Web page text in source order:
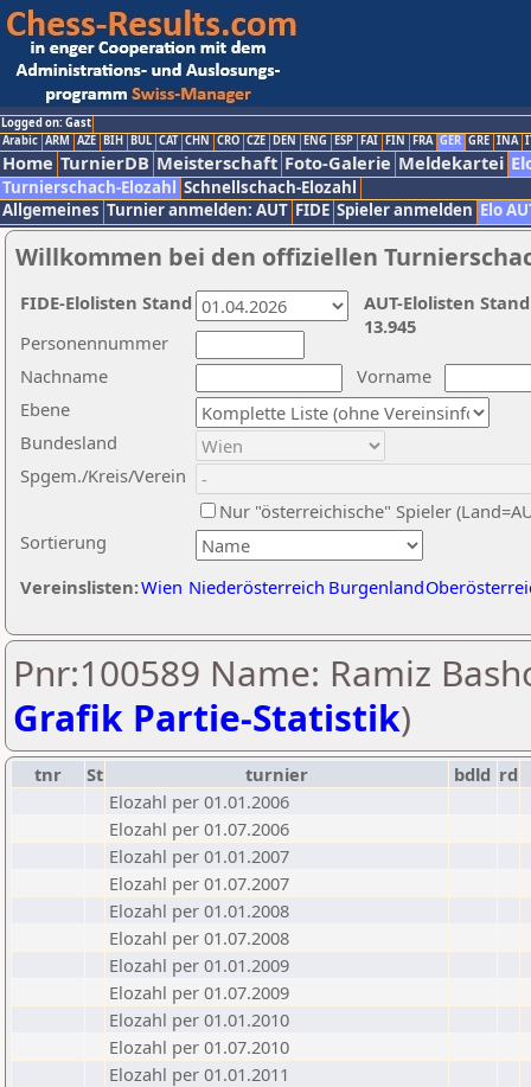
Logged on: Gast
Arabic ARM AZE BIH BUL CAT CHN CRO CZE DEN ENG ESP FAI FIN FRA GER GRE INA
Home TurnierDB Meisterschaft Foto-Galerie Meldekartei
Turnierschach-Elozahl Schnellschach-Elozahl
Allgemeines Turnier anmelden: AUT FIDE Spieler anmelden Elo
Willkommen bei den offiziellen
Nachname
Vorname
Ebene
Sortierung
Personennummer
Bundesland
Spgem./Kreis/Verein
Nur "österreichische" Spieler
Vereinslisten:Wien Niederösterreich Burgenland
AUT-Elolisten
13.945
FIDE-Elolisten Stand
Pnr:100589 Name: Ramiz
Grafik Partie-Statistik)
tnr St turnier bdld rd
Elozahl per 01.01.2006
Elozahl per 01.07.2006
Elozahl per 01.01.2007
Elozahl per 01.07.2007
Elozahl per 01.01.2008
Elozahl per 01.07.2008
Elozahl per 01.01.2009
Elozahl per 01.07.2009
Elozahl per 01.01.2010
Elozahl per 01.07.2010
Elozahl per 01.01.2011